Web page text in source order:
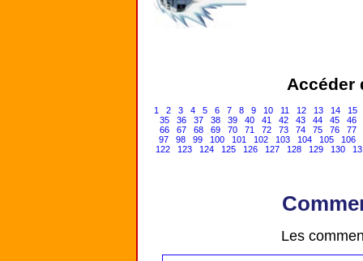
Accéder
1 2 3 4 5 6 7 8 9 10 11 12 13 14
15
35
36 37 38 39 40 41 42 43 44 45
46
66
67 68 69 70 71 72 73 74 75 76
77
97
98 99 100 101 102 103 104 105
106
122
123 124 125 126 127 128 129 130
Les